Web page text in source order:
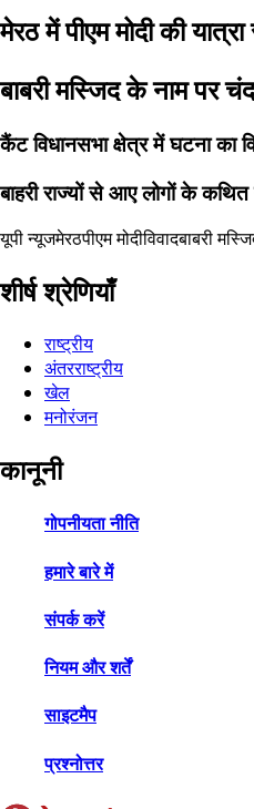
मेरठ में पीएम मोदी की
बाबरी मस्जिद के नाम पर
कैंट विधानसभा क्षेत्र में घटना का
बाहरी राज्यों से आए लोगों के कथित
यूपी न्यूजमेरठपीएम मोदीविवादबाबरी
शीर्ष श्रेणियाँ
राष्ट्रीय
अंतरराष्ट्रीय
खेल
मनोरंजन
कानूनी
गोपनीयता नीति
हमारे बारे में
संपर्क करें
नियम और शर्तें
साइटमैप
प्रश्नोत्तर